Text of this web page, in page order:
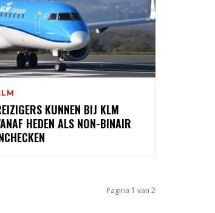
KUNNEN BIJ KLM
HEDEN ALS NON-BINAIR
Pagina 1 van 2